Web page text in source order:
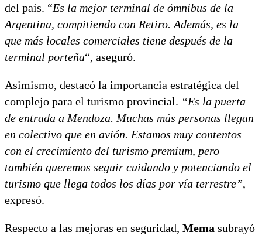
del país. “Es la mejor terminal de ómnibus de la
Argentina, compitiendo con Retiro. Además, es la
que más locales comerciales tiene después de la
terminal porteña“, aseguró.
Asimismo, destacó la importancia estratégica del
complejo para el turismo provincial. “Es la puerta
de entrada a Mendoza. Muchas más personas llegan
en colectivo que en avión. Estamos muy contentos
con el crecimiento del turismo premium, pero
también queremos seguir cuidando y potenciando el
turismo que llega todos los días por vía terrestre”,
expresó.
Respecto a las mejoras en seguridad, Mema subrayó